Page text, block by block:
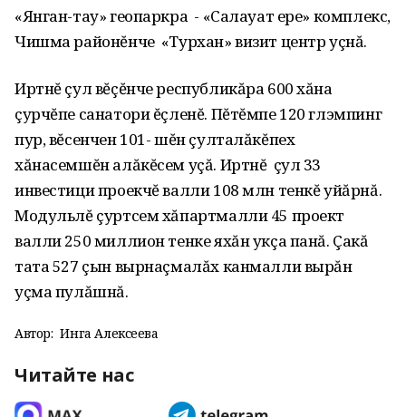
«Янган-тау» геопаркра - «Салауат ере» комплекс,
Чишма районĕнче «Турхан» визит центр уçнă.
Иртнĕ çул вĕçĕнче республикăра 600 хăна
çурчĕпе санатори ĕçленĕ. Пĕтĕмпе 120 глэмпинг
пур, вĕсенчен 101- шĕн çулталăкĕпех
хăнасемшĕн алăкĕсем уçă. Иртнĕ çул 33
инвестици проекчĕ валли 108 млн тенкĕ уйăрнă.
Модульлĕ çуртсем хăпартмалли 45 проект
валли 250 миллион тенке яхăн укçа панă. Çакă
тата 527 çын вырнаçмалăх канмалли вырăн
уçма пулăшнă.
Автор: Инга Алексеева
Читайте нас